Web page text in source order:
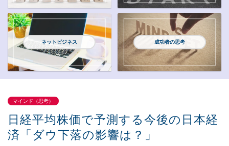
ネットビジネス 成功者の思考
マインド（思考）
日経平均株価で予測する今後の日本経
済「ダウ下落の影響は？」